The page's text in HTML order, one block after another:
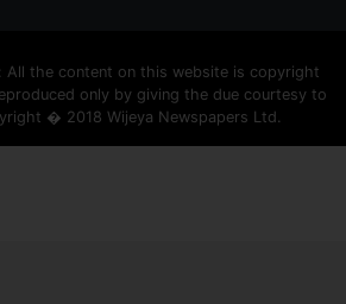
the content on this website is copyright
only by giving the due courtesy to
� 2018 Wijeya Newspapers Ltd.